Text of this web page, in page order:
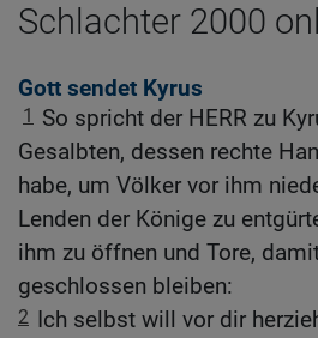
Schlachter 2000
Gott sendet Kyrus
1
So spricht der HERR zu
Gesalbten, dessen rechte
habe, um Völker vor ihm
Lenden der Könige zu
ihm zu öffnen und Tore,
geschlossen bleiben:
2 Ich selbst will vor dir